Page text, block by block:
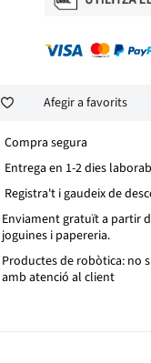
Afegir a favorits
Compra segura
Entrega en 1-2 dies
Registra't i gaudeix de
Enviament gratuït a partir
joguines i papereria.
Productes de robòtica: no
amb atenció al client